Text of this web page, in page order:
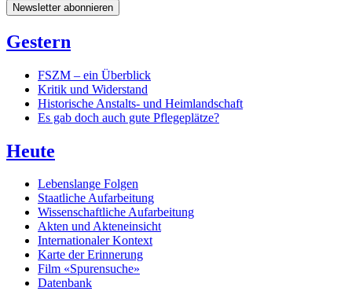
Newsletter abonnieren
Gestern
FSZM – ein Überblick
Kritik und Widerstand
Historische Anstalts- und Heimlandschaft
Es gab doch auch gute Pflegeplätze?
Heute
Lebenslange Folgen
Staatliche Aufarbeitung
Wissenschaftliche Aufarbeitung
Akten und Akteneinsicht
Internationaler Kontext
Karte der Erinnerung
Film «Spurensuche»
Datenbank